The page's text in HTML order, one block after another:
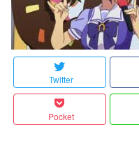
Twitter
Pocket